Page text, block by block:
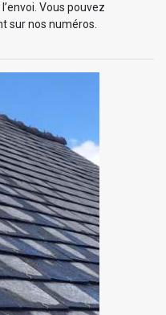
Vous pouvez
sur nos numéros.